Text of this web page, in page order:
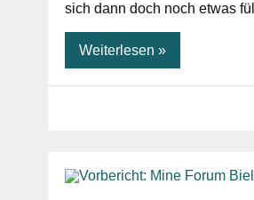
sich dann doch noch etwas
Weiterlesen »